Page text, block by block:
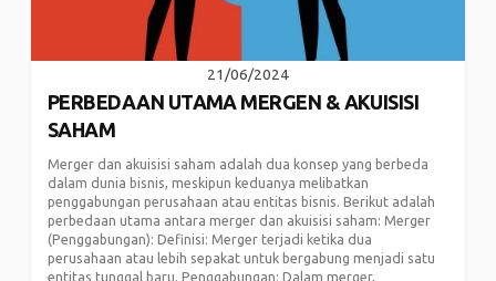
21/06/2024
PERBEDAAN UTAMA MERGEN & AKUISISI
SAHAM
Merger dan akuisisi saham adalah dua konsep yang berbeda
dalam dunia bisnis, meskipun keduanya melibatkan
penggabungan perusahaan atau entitas bisnis. Berikut adalah
perbedaan utama antara merger dan akuisisi saham: Merger
(Penggabungan): Definisi: Merger terjadi ketika dua
perusahaan atau lebih sepakat untuk bergabung menjadi satu
entitas tunggal baru. Penggabungan: Dalam merger,